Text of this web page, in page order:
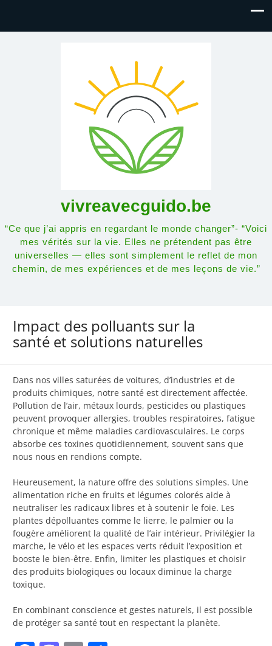
vivreavecguido.be
“Ce que j’ai appris en regardant le monde changer”- “Voici
mes vérités sur la vie. Elles ne prétendent pas être
universelles — elles sont simplement le reflet de mon
chemin, de mes expériences et de mes leçons de vie.”
Impact des polluants sur la
santé et solutions naturelles
Dans nos villes saturées de voitures, d’industries et de
produits chimiques, notre santé est directement affectée.
Pollution de l’air, métaux lourds, pesticides ou plastiques
peuvent provoquer allergies, troubles respiratoires, fatigue
chronique et même maladies cardiovasculaires. Le corps
absorbe ces toxines quotidiennement, souvent sans que
nous nous en rendions compte.
Heureusement, la nature offre des solutions simples. Une
alimentation riche en fruits et légumes colorés aide à
neutraliser les radicaux libres et à soutenir le foie. Les
plantes dépolluantes comme le lierre, le palmier ou la
fougère améliorent la qualité de l’air intérieur. Privilégier la
marche, le vélo et les espaces verts réduit l’exposition et
booste le bien-être. Enfin, limiter les plastiques et choisir
des produits biologiques ou locaux diminue la charge
toxique.
En combinant conscience et gestes naturels, il est possible
de protéger sa santé tout en respectant la planète.